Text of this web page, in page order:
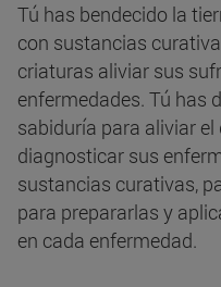
Tú has bendecido la
con sustancias
criaturas aliviar sus
enfermedades. Tú has
sabiduría para aliviar
diagnosticar sus
sustancias curativas,
para prepararlas y
en cada enfermedad.